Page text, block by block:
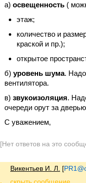
а) освещенность (
этаж;
количество и
краской и пр.);
открытое
б) уровень шума.
вентилятора.
в) звукоизоляция.
очереди орут за
С уважением,
[Нет ответов на это
Викентьев И. Л. [